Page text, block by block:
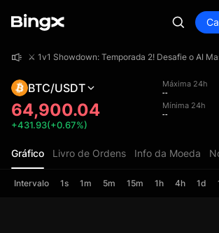
BTC/USDT
64,900.04
+431.93(+0.67%)
Máxima 24h
--
Mínima 24h
--
Gráfico Livro de Ordens Info da Moeda
Intervalo 1s 1m 5m 15m 1h 4h 1d